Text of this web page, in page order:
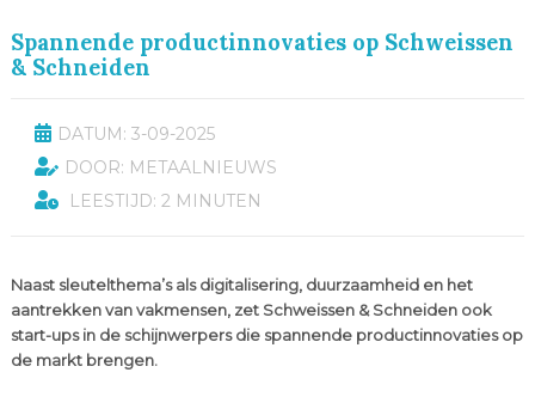
Spannende productinnovaties op Schweissen
& Schneiden
DATUM: 3-09-2025
DOOR: METAALNIEUWS
LEESTIJD: 2 MINUTEN
Naast sleutelthema’s als digitalisering, duurzaamheid en het
aantrekken van vakmensen, zet Schweissen & Schneiden ook
start-ups in de schijnwerpers die spannende productinnovaties op
de markt brengen.